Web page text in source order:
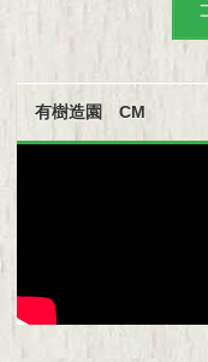
有樹造園 CM